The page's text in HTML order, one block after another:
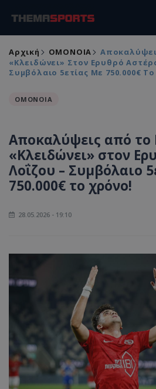
Αρχική ΟΜΟΝΟΙΑ
«Κλειδώνει» Στον Ερυθρό
Συμβόλαιο 5ετίας Με 750.000€
ΟΜΟΝΟΙΑ
Αποκαλύψεις από το
«Κλειδώνει» στον
Λοΐζου – Συμβόλαιο
750.000€ το χρόνο!
28.05.2026 - 19:10